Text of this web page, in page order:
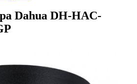
Dahua DH-HAC-